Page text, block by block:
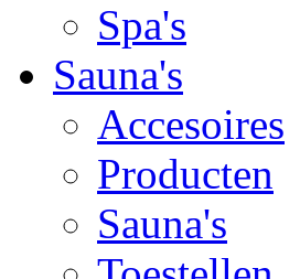
Spa's
Sauna's
Accesoires
Producten
Sauna's